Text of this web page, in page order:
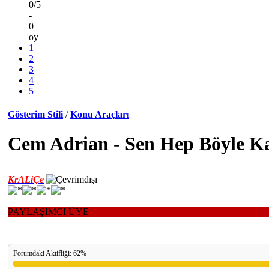
0/5
-
0
oy
1
2
3
4
5
Gösterim Stili / Konu Araçları
Cem Adrian - Sen Hep Böyle
KrALiÇe
PAYLAŞIMCI ÜYE
Forumdaki Aktifliği: 62%